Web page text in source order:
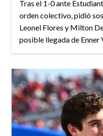
Tras el 1-0 ante
orden colectivo, pidió
Leonel Flores y Milton
posible llegada de Enner